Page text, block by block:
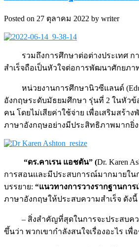
Posted on 27 ตุลาคม 2022 by writer
รวมถึงการศึกษาต่อต่างประเทศ
สำเร็จถือเป็นหัวใจต่อการพัฒนาศักยภ
หน่วยงานการศึกษานิวซีแลนด์
อังกฤษระดับมัธยมศึกษา รุ่นที่ 2 ในหัวข้
คน โดยไม่เสียค่าใช้จ่าย เพื่อเสริมสร้
ภาษาอังกฤษอย่างมีประสิทธิภาพมากยิ่
“ดร.คาเรน แอชตัน” (Dr. Karen
การสอนและมีประสบการณ์มากมายใน
บรรยาย: “แนวทางการวางรากฐานกา
ภาษาอังกฤษให้ประสบความสำเร็จ ดังนี้
– สิ่งสำคัญที่สุดในการจะประสบค
ขึ้นว่า พวกเขากำลังสนใจเรื่องอะไร เ